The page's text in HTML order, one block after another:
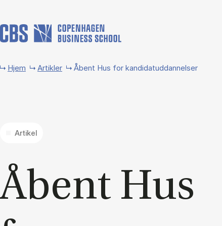
Hjem Artikler Åbent Hus for kandidatuddannelser
Artikel
Åbent Hus